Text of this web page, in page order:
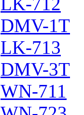
DMV-1T
LK-713
DMV-3T
WN-711